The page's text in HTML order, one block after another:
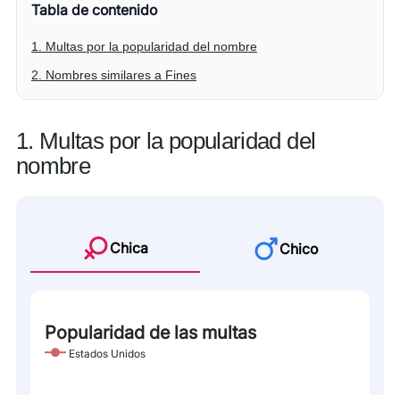
Tabla de contenido
1. Multas por la popularidad del nombre
2. Nombres similares a Fines
1. Multas por la popularidad del
nombre
Chica Chico
Popularidad de las multas
Estados Unidos